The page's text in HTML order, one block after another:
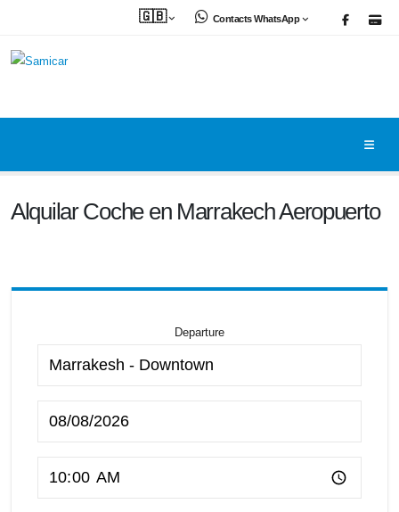
🇬🇧 Contacts WhatsApp
Alquilar Coche en Marrakech Aeropuerto
Departure